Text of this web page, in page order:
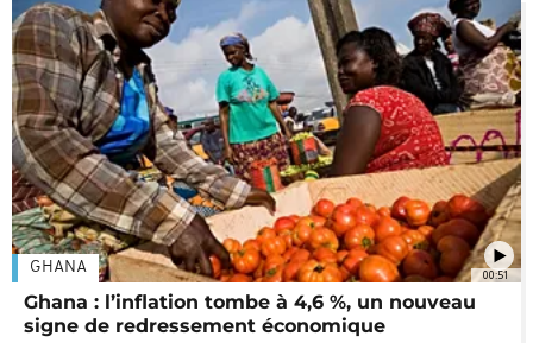
00:51
GHANA
Ghana : l’inflation tombe à 4,6 %, un nouveau
signe de redressement économique